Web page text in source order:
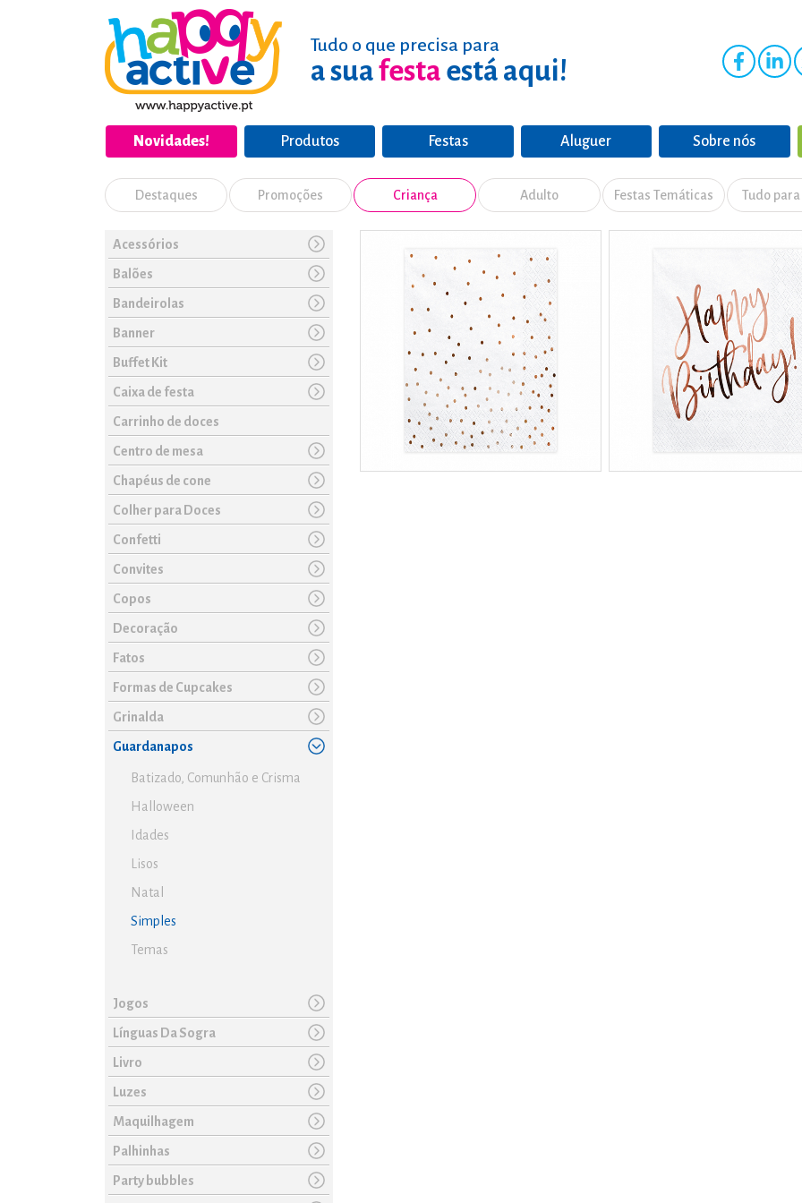
Tudo o que precisa para
a suafesta está aqui!
Novidades! Produtos Festas Aluguer Sobre nós
Destaques Promoções Criança Adulto Festas Temáticas Tudo
Acessórios
Balões
Bandeirolas
Banner
Buffet Kit
Caixa de festa
Carrinho de doces
Centro de mesa
Chapéus de cone
Colher para Doces
Confetti
Convites
Copos
Decoração
Fatos
Formas de Cupcakes
Grinalda
Guardanapos
Batizado, Comunhão e Crisma
Halloween
Idades
Lisos
Natal
Simples
Temas
Jogos
Línguas Da Sogra
Livro
Luzes
Maquilhagem
Palhinhas
Party bubbles